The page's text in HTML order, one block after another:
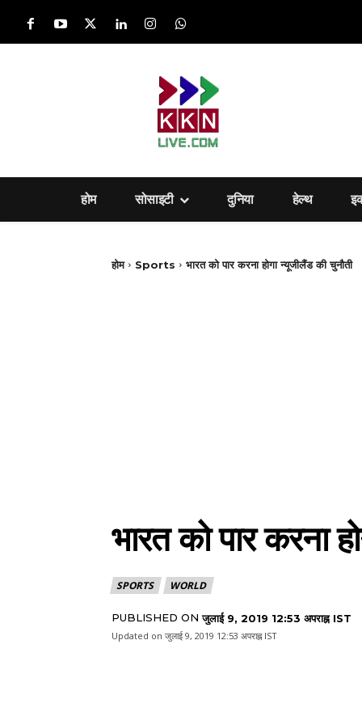
होम सोसाइटी दुनिया हेल्‍थ
होम Sports भारत को पार करना होगा न्यूजीलैंड की चुनौती
भारत को पार करना
SPORTS WORLD
PUBLISHED ON जुलाई 9, 2019 12:53 अपराह्न IST
Updated on जुलाई 9, 2019 12:53 अपराह्न IST